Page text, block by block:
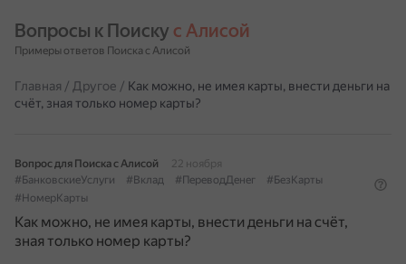
Вопросы к Поиску с Алисой
Примеры ответов Поиска с Алисой
Главная / Другое / Как можно, не имея карты, внести деньги на
счёт, зная только номер карты?
Вопрос для Поиска с Алисой
22 ноября
#БанковскиеУслуги
#Вклад #ПереводДенег
#БезКарты
#НомерКарты
Как можно, не имея карты, внести деньги на счёт,
зная только номер карты?